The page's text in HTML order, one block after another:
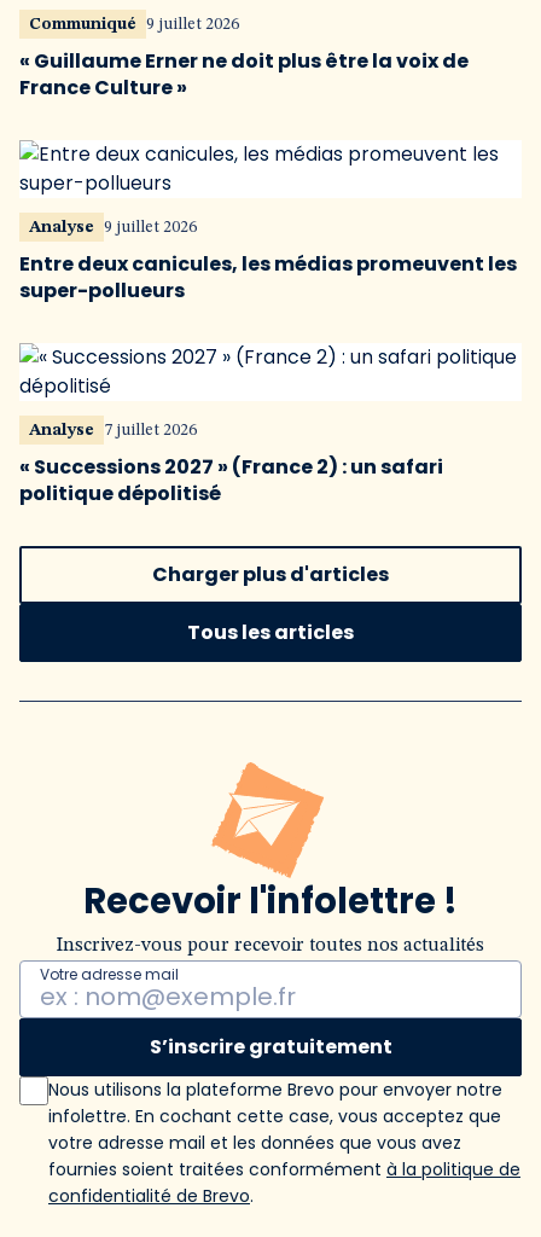
Communiqué 9 juillet 2026
« Guillaume Erner ne doit plus être la voix de
France Culture »
Analyse 9 juillet 2026
Entre deux canicules, les médias promeuvent les
super-pollueurs
Analyse 7 juillet 2026
« Successions 2027 » (France 2) : un safari
politique dépolitisé
Charger plus d'articles
Tous les articles
Recevoir l'infolettre !
Inscrivez-vous pour recevoir toutes nos actualités
Votre adresse mail
S’inscrire gratuitement
Nous utilisons la plateforme Brevo pour envoyer notre
infolettre. En cochant cette case, vous acceptez que
votre adresse mail et les données que vous avez
fournies soient traitées conformément à la politique de
confidentialité de Brevo.